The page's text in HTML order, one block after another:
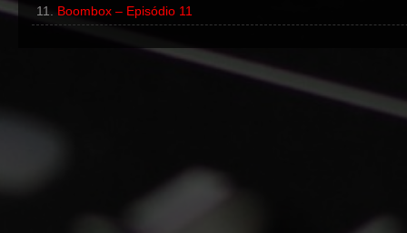
Boombox – Episódio 11